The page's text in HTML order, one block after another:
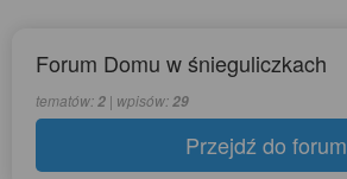
Forum Domu w śnieguliczkach
tematów:2 | wpisów:29
Przejdź do forum